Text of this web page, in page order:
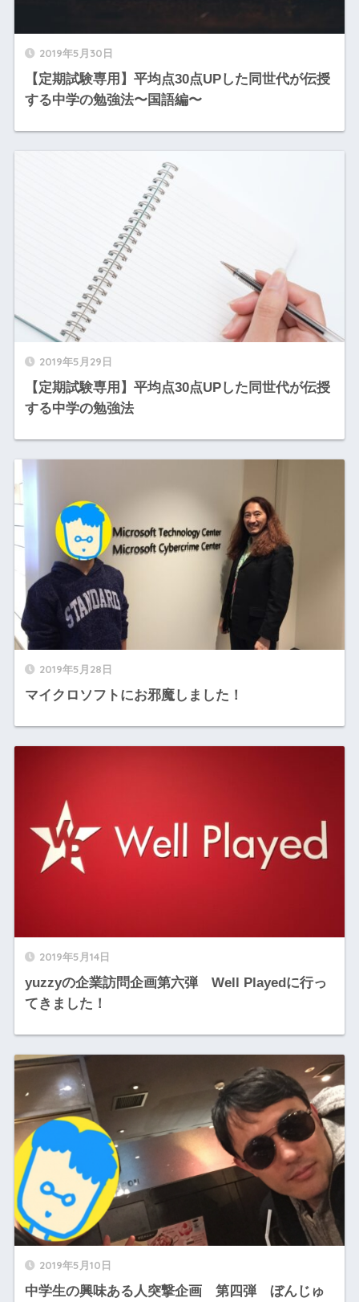
2019年5月30日
【定期試験専用】平均点30点UPした同世代が伝授
する中学の勉強法〜国語編〜
2019年5月29日
【定期試験専用】平均点30点UPした同世代が伝授
する中学の勉強法
2019年5月28日
マイクロソフトにお邪魔しました！
2019年5月14日
yuzzyの企業訪問企画第六弾 Well Playedに行っ
てきました！
2019年5月10日
中学生の興味ある人突撃企画 第四弾 ぼんじゅ